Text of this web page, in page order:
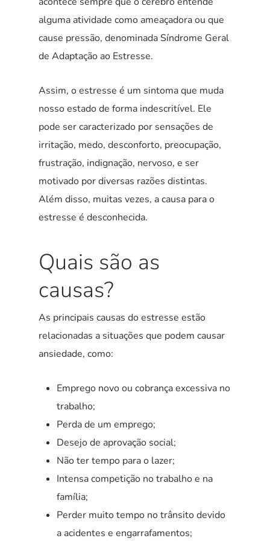
alguma atividade como ameaçadora ou que
cause pressão, denominada Síndrome Geral
de Adaptação ao Estresse.
Assim, o estresse é um sintoma que muda
nosso estado de forma indescritível. Ele
pode ser caracterizado por sensações de
irritação, medo, desconforto, preocupação,
frustração, indignação, nervoso, e ser
motivado por diversas razões distintas.
Além disso, muitas vezes, a causa para o
estresse é desconhecida.
Quais são as
causas?
As principais causas do estresse estão
relacionadas a situações que podem causar
ansiedade, como:
Emprego novo ou cobrança excessiva no
trabalho;
Perda de um emprego;
Desejo de aprovação social;
Não ter tempo para o lazer;
Intensa competição no trabalho e na
família;
Perder muito tempo no trânsito devido
a acidentes e engarrafamentos;